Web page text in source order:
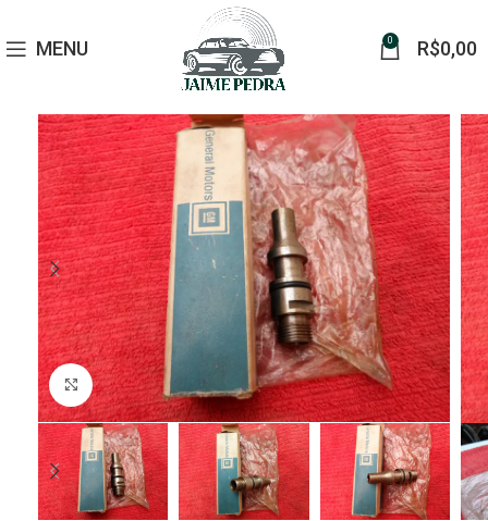
MENU 0 R$0,00
Click to enlarge